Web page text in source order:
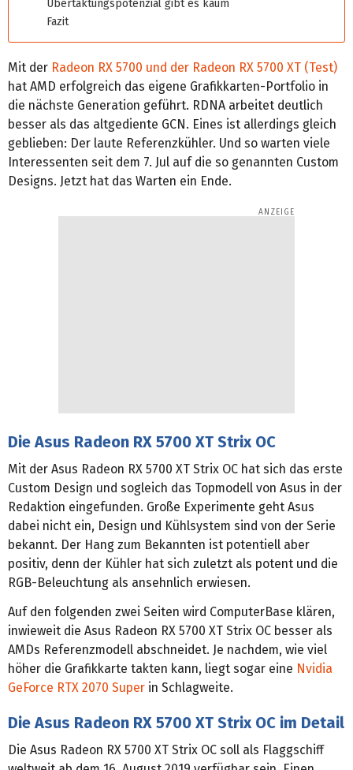
Übertaktungspotenzial gibt es kaum
Fazit
Mit der Radeon RX 5700 und der Radeon RX 5700 XT (Test)
hat AMD erfolgreich das eigene Grafikkarten-Portfolio in
die nächste Generation geführt. RDNA arbeitet deutlich
besser als das altgediente GCN. Eines ist allerdings gleich
geblieben: Der laute Referenzkühler. Und so warten viele
Interessenten seit dem 7. Jul auf die so genannten Custom
Designs. Jetzt hat das Warten ein Ende.
Die Asus Radeon RX 5700 XT Strix OC
Mit der Asus Radeon RX 5700 XT Strix OC hat sich das erste
Custom Design und sogleich das Topmodell von Asus in der
Redaktion eingefunden. Große Experimente geht Asus
dabei nicht ein, Design und Kühlsystem sind von der Serie
bekannt. Der Hang zum Bekannten ist potentiell aber
positiv, denn der Kühler hat sich zuletzt als potent und die
RGB-Beleuchtung als ansehnlich erwiesen.
Auf den folgenden zwei Seiten wird ComputerBase klären,
inwieweit die Asus Radeon RX 5700 XT Strix OC besser als
AMDs Referenzmodell abschneidet. Je nachdem, wie viel
höher die Grafikkarte takten kann, liegt sogar eine Nvidia
GeForce RTX 2070 Super in Schlagweite.
Die Asus Radeon RX 5700 XT Strix OC im Detail
Die Asus Radeon RX 5700 XT Strix OC soll als Flaggschiff